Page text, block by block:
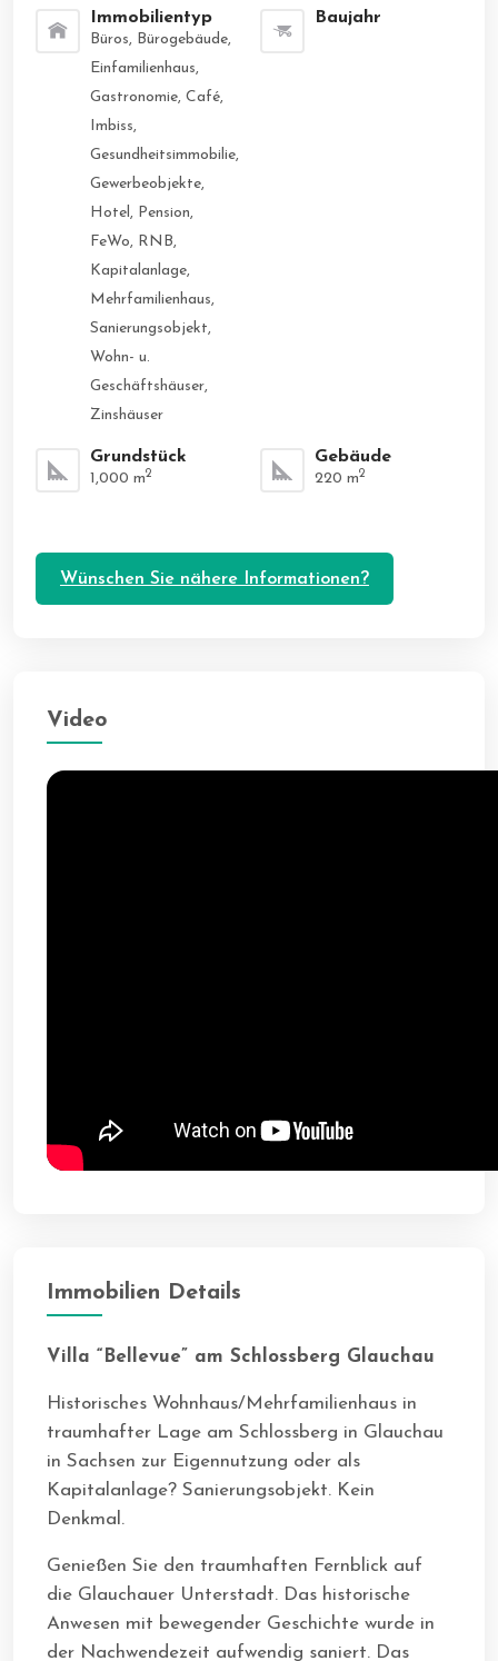
Immobilientyp
Büros, Bürogebäude,
Einfamilienhaus,
Gastronomie, Café,
Imbiss,
Gesundheitsimmobilie,
Gewerbeobjekte,
Hotel, Pension,
FeWo, RNB,
Kapitalanlage,
Mehrfamilienhaus,
Sanierungsobjekt,
Wohn- u.
Geschäftshäuser,
Zinshäuser
Baujahr
Grundstück
1,000 m2
Gebäude
220 m2
Wünschen Sie nähere Informationen?
Video
Immobilien Details
Villa “Bellevue” am Schlossberg Glauchau
Historisches Wohnhaus/Mehrfamilienhaus in
traumhafter Lage am Schlossberg in Glauchau
in Sachsen zur Eigennutzung oder als
Kapitalanlage? Sanierungsobjekt. Kein
Denkmal.
Genießen Sie den traumhaften Fernblick auf
die Glauchauer Unterstadt. Das historische
Anwesen mit bewegender Geschichte wurde in
der Nachwendezeit aufwendig saniert. Das